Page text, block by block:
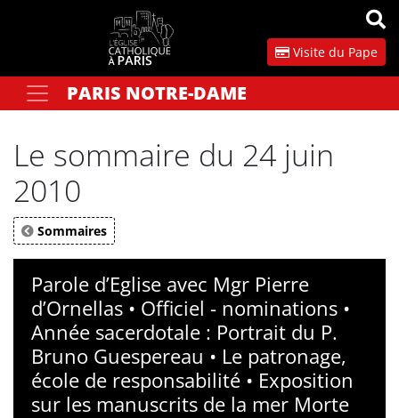
Visite du Pape
Votre recherchePARIS NOTRE-DAME
Le sommaire du 24 juin
2010
Sommaires
Parole d’Eglise avec Mgr Pierre
d’Ornellas • Officiel - nominations •
Année sacerdotale : Portrait du P.
Bruno Guespereau • Le patronage,
école de responsabilité • Exposition
sur les manuscrits de la mer Morte
Panneau de gestion des cookies